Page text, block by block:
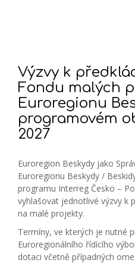
Výzvy k
Fondu malých
Euroregionu
programovém
2027
Euroregion Beskydy jako
Euroregionu Beskydy /
programu Interreg Česko –
vyhlašovat jednotlivé výzvy k
na malé projekty.
Termíny, ve kterých je nutné
Euroregionálního řídícího
dotaci včetně případných